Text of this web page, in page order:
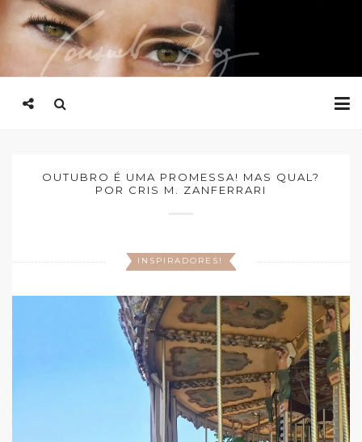
OUTUBRO É UMA PROMESSA! MAS QUAL?
POR CRIS M. ZANFERRARI
INSPIRADORES!